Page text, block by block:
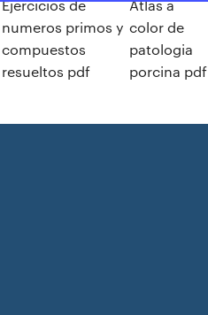
Ejercicios de
numeros primos y
compuestos
resueltos pdf
Atlas a
color de
patologia
porcina pdf